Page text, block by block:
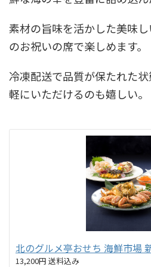
素材の旨味を活かした美味
のお祝いの席で楽しめます。
冷凍配送で品質が保たれた
軽にいただけるのも嬉しい。
北のグルメ亭おせち 海鮮市場
13,200円 送料込み